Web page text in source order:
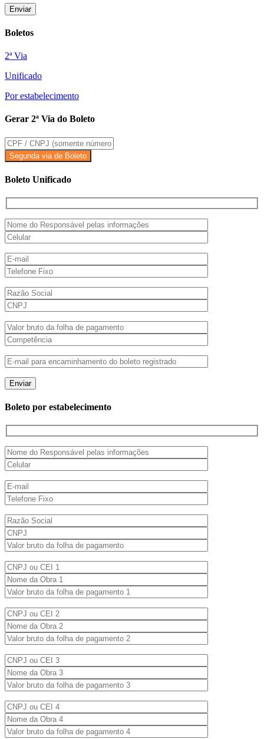
Boletos
2ª Via
Unificado
Por estabelecimento
Gerar 2ª Via do Boleto
Boleto Unificado
Boleto por estabelecimento